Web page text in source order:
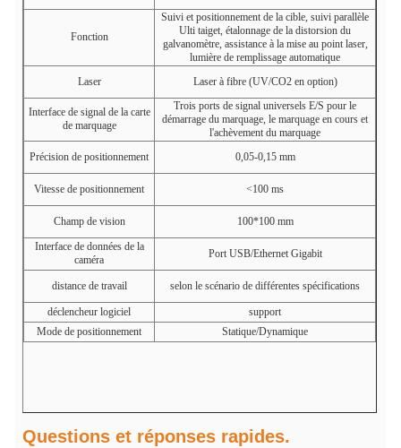
Fonction
Suivi et positionnement de la cible, suivi parallèle
Ulti taiget, étalonnage de la distorsion du
galvanomètre, assistance à la mise au point laser,
lumière de remplissage automatique
Laser
Laser à fibre (UV/CO2 en option)
Interface de signal de la carte
de marquage
Trois ports de signal universels E/S pour le
démarrage du marquage, le marquage en cours et
l'achèvement du marquage
Précision de positionnement
0,05-0,15 mm
Vitesse de positionnement <100 ms
Champ de vision
100*100 mm
Interface de données de la
caméra
Port USB/Ethernet Gigabit
distance de travail selon le scénario de différentes spécifications
déclencheur logiciel
support
Mode de positionnement
Statique/Dynamique
Questions et réponses rapides.